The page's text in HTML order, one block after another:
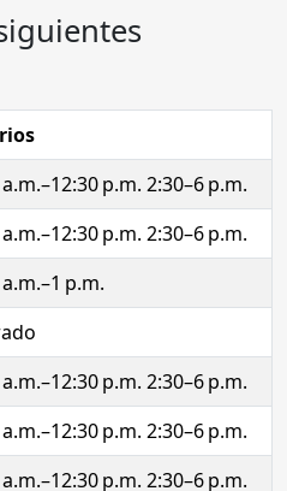
p.m. 2:30–6 p.m.
p.m. 2:30–6 p.m.
p.m.
p.m. 2:30–6 p.m.
p.m. 2:30–6 p.m.
p.m. 2:30–6 p.m.